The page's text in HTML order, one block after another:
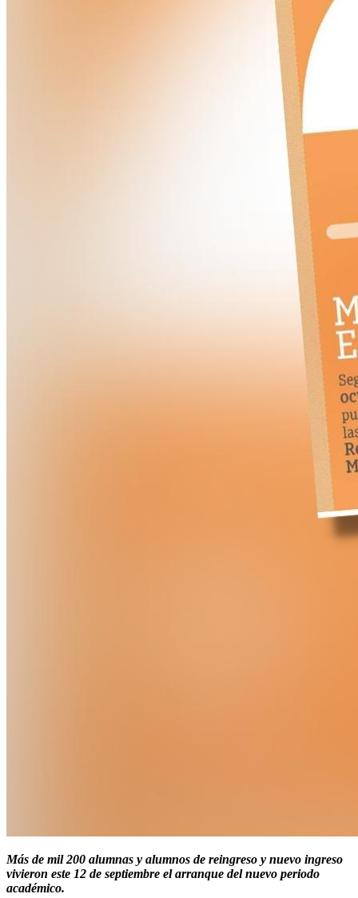
Más de mil 200 alumnas y alumnos de reingreso y nuevo ingreso
vivieron este 12 de septiembre el arranque del nuevo periodo
académico.